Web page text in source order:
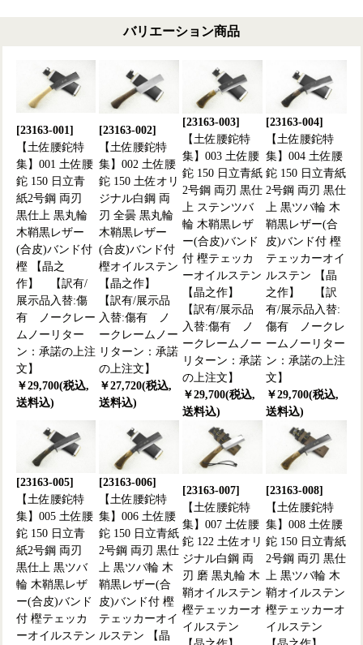
バリエーション商品
[23163-001]
【土佐腰鉈特
集】001 土佐腰
鉈 150 日立青
紙2号鋼 両刃
黒仕上 黒丸輪
木鞘黒レザー
(合皮)バンド付
樫 【晶之
作】 【訳有/
展示品入替:傷
有 ノークレー
ムノーリター
ン：承諾の上注
文】
￥29,700(税込,
送料込)
[23163-002]
【土佐腰鉈特
集】002 土佐腰
鉈 150 土佐オリ
ジナル白鋼 両
刃 全曇 黒丸輪
木鞘黒レザー
(合皮)バンド付
樫オイルステン
【晶之作】
【訳有/展示品
入替:傷有 ノ
ークレームノー
リターン：承諾
の上注文】
￥27,720(税込,
送料込)
[23163-003]
【土佐腰鉈特
集】003 土佐腰
鉈 150 日立青紙
2号鋼 両刃 黒仕
上 ステンツバ
輪 木鞘黒レザ
ー(合皮)バンド
付 樫テェッカ
ーオイルステン
【晶之作】
【訳有/展示品
入替:傷有 ノ
ークレームノー
リターン：承諾
の上注文】
￥29,700(税込,
送料込)
[23163-004]
【土佐腰鉈特
集】004 土佐腰
鉈 150 日立青紙
2号鋼 両刃 黒仕
上 黒ツバ輪 木
鞘黒レザー(合
皮)バンド付 樫
テェッカーオイ
ルステン 【晶
之作】 【訳
有/展示品入替:
傷有 ノークレ
ームノーリター
ン：承諾の上注
文】
￥29,700(税込,
送料込)
[23163-005]
【土佐腰鉈特
集】005 土佐腰
鉈 150 日立青
紙2号鋼 両刃
黒仕上 黒ツバ
輪 木鞘黒レザ
ー(合皮)バンド
付 樫テェッカ
ーオイルステン
[23163-006]
【土佐腰鉈特
集】006 土佐腰
鉈 150 日立青紙
2号鋼 両刃 黒仕
上 黒ツバ輪 木
鞘黒レザー(合
皮)バンド付 樫
テェッカーオイ
ルステン 【晶
[23163-007]
【土佐腰鉈特
集】007 土佐腰
鉈 122 土佐オリ
ジナル白鋼 両
刃 磨 黒丸輪 木
鞘オイルステン
樫テェッカーオ
イルステン
[23163-008]
【土佐腰鉈特
集】008 土佐腰
鉈 150 日立青紙
2号鋼 両刃 黒仕
上 黒ツバ輪 木
鞘オイルステン
樫テェッカーオ
イルステン